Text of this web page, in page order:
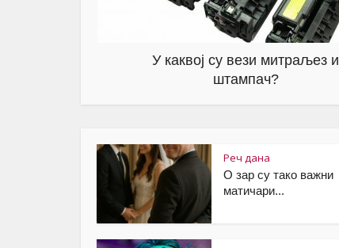
У каквој су вези митраљез и
штампач?
Реч дана
О зар су тако важни
матичари...